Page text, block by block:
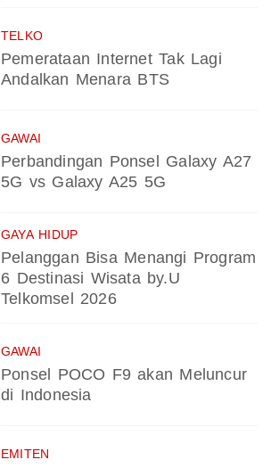
TELKO
Pemerataan Internet Tak Lagi
Andalkan Menara BTS
GAWAI
Perbandingan Ponsel Galaxy A27
5G vs Galaxy A25 5G
GAYA HIDUP
Pelanggan Bisa Menangi Program
6 Destinasi Wisata by.U
Telkomsel 2026
GAWAI
Ponsel POCO F9 akan Meluncur
di Indonesia
EMITEN